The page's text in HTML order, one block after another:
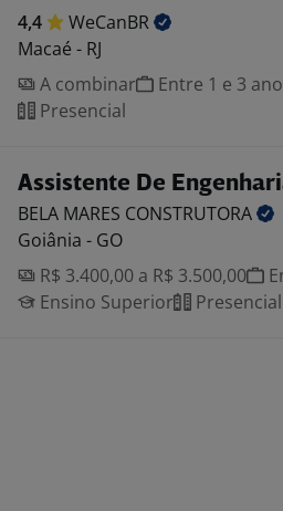
4,4
WeCanBR
Macaé - RJ
A combinar
Entre 1 e 3
Presencial
Assistente De
BELA MARES CONSTRUTORA
Goiânia - GO
R$ 3.400,00 a R$ 3.500,00
Ensino Superior
Presencial